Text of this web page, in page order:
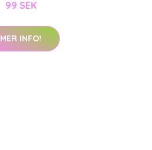
99 SEK
MER INFO!